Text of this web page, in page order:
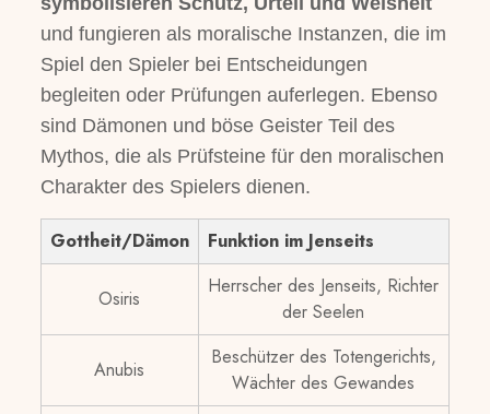
und fungieren als moralische Instanzen, die im
Spiel den Spieler bei Entscheidungen
begleiten oder Prüfungen auferlegen. Ebenso
sind Dämonen und böse Geister Teil des
Mythos, die als Prüfsteine für den moralischen
Charakter des Spielers dienen.
Gottheit/Dämon Funktion im Jenseits
Osiris
Herrscher des Jenseits, Richter
der Seelen
Anubis
Beschützer des Totengerichts,
Wächter des Gewandes